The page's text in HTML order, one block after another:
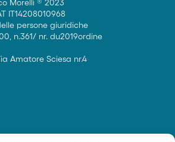
Morelli ® 2023
IT14208010968
persone giuridiche
n.361/ nr. du2019ordine
Amatore Sciesa nr.4